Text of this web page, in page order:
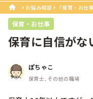
お悩み相談 「保育・お仕
保育・お仕事
保育に自信がな
ぽちゃこ
保育士, その他の職場